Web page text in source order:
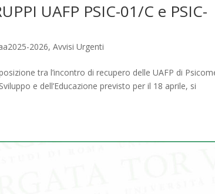
UAFP PSIC-01/C e PSIC-
2026,Avvisi Urgenti
tra l’incontro di recupero delle UAFP di
e dell’Educazione previsto per il 18 aprile, si